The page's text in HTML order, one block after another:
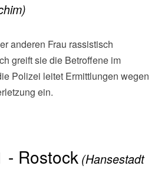
anderen Frau rassistisch
greift sie die Betroffene im
Polizei leitet Ermittlungen wegen
ein.
- Rostock (Hansestadt